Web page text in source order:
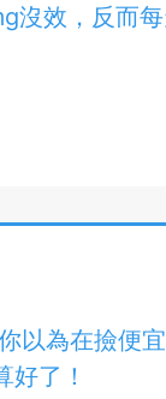
沒效，反而
以為在撿便
了！